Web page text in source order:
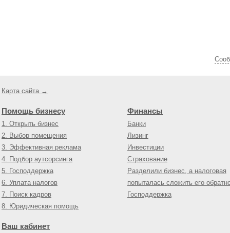
Карта сайта →
Помощь бизнесу
1. Открыть бизнес
2. Выбор помещения
3. Эффективная реклама
4. Подбор аутсорсинга
5. Господдержка
6. Уплата налогов
7. Поиск кадров
8. Юридическая помощь
Финансы
Банки
Лизинг
Инвестиции
Страхование
Разделили бизнес, а налоговая
попыталась сложить его
Господдержка
Ваш кабинет